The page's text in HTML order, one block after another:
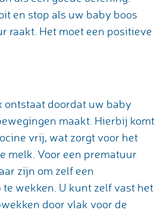
en stop als uw baby boos
raakt. Het moet een positieve
ontstaat doordat uw baby
maakt. Hierbij komt
vrij, wat zorgt voor het
melk. Voor een prematuur
zijn om zelf een
wekken. U kunt zelf vast het
door vlak voor de